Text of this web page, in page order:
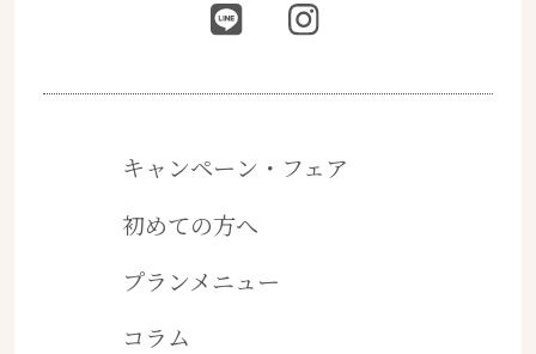
キャンペーン・フェア
初めての方へ
プランメニュー
コラム